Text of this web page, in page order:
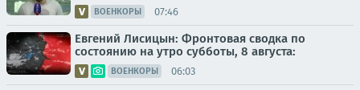
ВОЕНКОРЫ 07:46
Евгений Лисицын: Фронтовая сводка по
состоянию на утро субботы, 8 августа:
ВОЕНКОРЫ 06:03